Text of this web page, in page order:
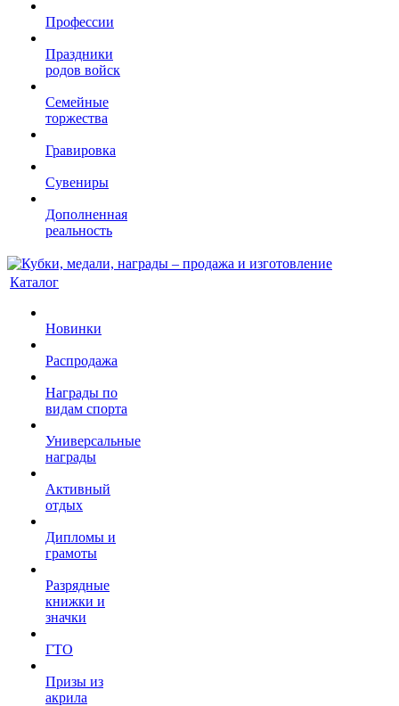
Профессии
Праздники
родов войск
Семейные
торжества
Гравировка
Сувениры
Дополненная
реальность
Каталог
Новинки
Распродажа
Награды по
видам спорта
Универсальные
награды
Активный
отдых
Дипломы и
грамоты
Разрядные
книжки и
значки
ГТО
Призы из
акрила